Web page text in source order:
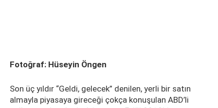
Fotoğraf: Hüseyin Öngen
Son üç yıldır “Geldi, gelecek” denilen, yerli bir satın
almayla piyasaya gireceği çokça konuşulan ABD’li